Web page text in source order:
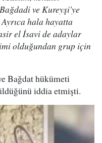
ve Kureyşi'ye
hala hayatta
el İsavi de adaylar
olduğundan grup için
Bağdat hükümeti
iddia etmişti.